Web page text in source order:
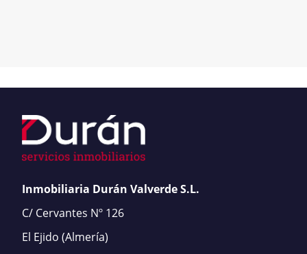
Inmobiliaria Durán Valverde S.L.
C/ Cervantes Nº 126
El Ejido (Almería)